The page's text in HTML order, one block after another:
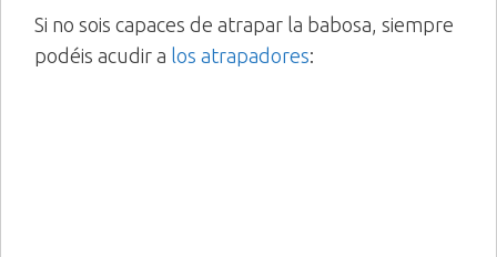
Si no sois capaces de atrapar la babosa, siempre
podéis acudir a los atrapadores: